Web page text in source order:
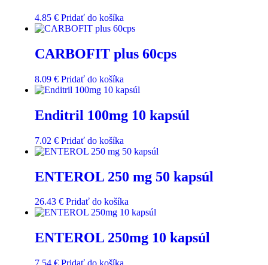
4.85 € Pridať do košíka
CARBOFIT plus 60cps
8.09 € Pridať do košíka
Enditril 100mg 10 kapsúl
7.02 € Pridať do košíka
ENTEROL 250 mg 50 kapsúl
26.43 € Pridať do košíka
ENTEROL 250mg 10 kapsúl